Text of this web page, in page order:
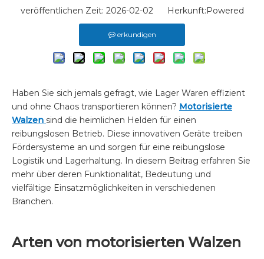
veröffentlichen Zeit: 2026-02-02 Herkunft:Powered
erkundigen
Haben Sie sich jemals gefragt, wie Lager Waren effizient
und ohne Chaos transportieren können? Motorisierte
Walzen sind die heimlichen Helden für einen
reibungslosen Betrieb. Diese innovativen Geräte treiben
Fördersysteme an und sorgen für eine reibungslose
Logistik und Lagerhaltung. In diesem Beitrag erfahren Sie
mehr über deren Funktionalität, Bedeutung und
vielfältige Einsatzmöglichkeiten in verschiedenen
Branchen.
Arten von motorisierten Walzen